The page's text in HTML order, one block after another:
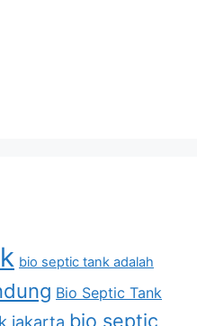
bio septic tank adalah
Bio Septic Tank
jakarta bio septic